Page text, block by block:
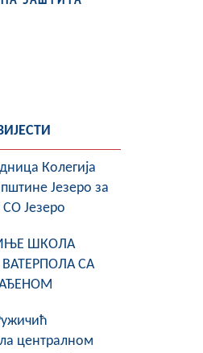
Колегија
Језеро за
СО Језеро
ШКОЛА
СА
централном